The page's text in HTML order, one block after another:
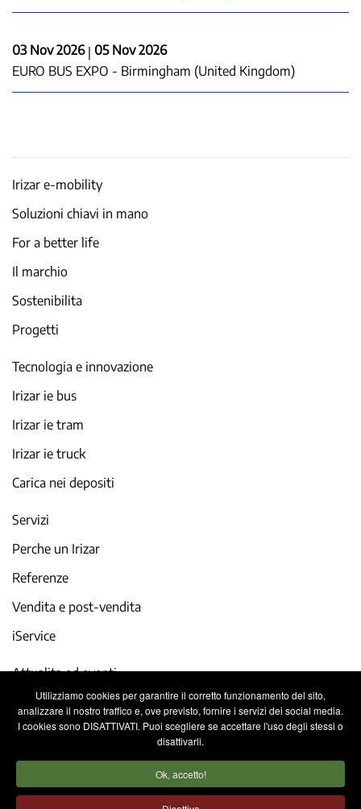
Utilizziamo cookies per garantire il corretto funzionamento del sito,
analizzare il nostro traffico e, ove previsto, fornire i servizi dei social media.
I cookies sono DISATTIVATI. Puoi scegliere se accettare l'uso degli stessi o
disattivarli.
Ok, accetto!
03 Nov 2026| 05 Nov 2026
EURO BUS EXPO - Birmingham (United Kingdom)
Irizar e-mobility
Soluzioni chiavi in mano
For a better life
Il marchio
Sostenibilita
Progetti
Tecnologia e innovazione
Irizar ie bus
Irizar ie tram
Irizar ie truck
Carica nei depositi
Servizi
Perche un Irizar
Referenze
Vendita e post-vendita
iService
Attualita ed eventi
Lavora con noi
Contatto
Note legali Politica sulla privacy